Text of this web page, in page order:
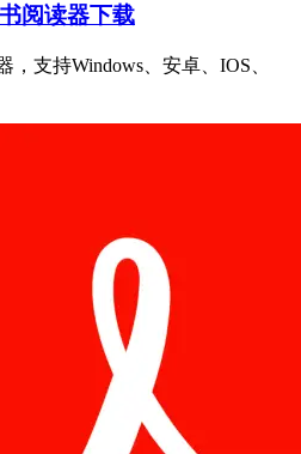
阅读器下载
，支持Windows、安卓、IOS、